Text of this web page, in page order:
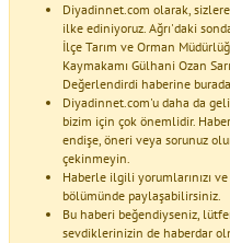
Diyadinnet.com olarak,
ilke ediniyoruz. Ağrı'daki
İlçe Tarım ve Orman
Kaymakamı Gülhani Ozan
Değerlendirdi haberine
Diyadinnet.com'u daha da
bizim için çok önemlidir.
endişe, öneri veya sorunuz
çekinmeyin.
Haberle ilgili yorumlarınızı
bölümünde paylaşabilirsiniz.
Bu haberi beğendiyseniz,
sevdiklerinizin de haberdar